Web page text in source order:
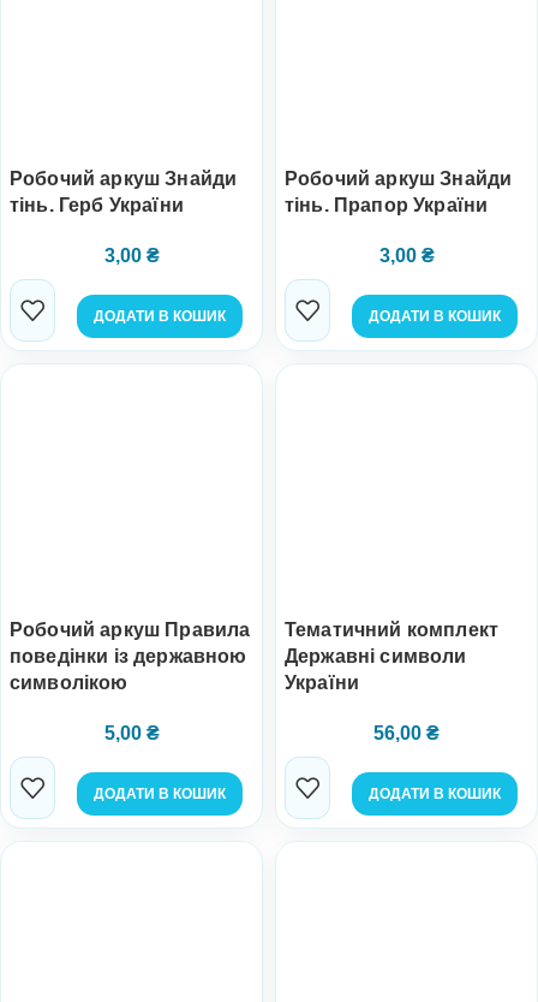
Робочий аркуш Знайди
тінь. Герб України
3,00 ₴
ДОДАТИ В КОШИК
Робочий аркуш Знайди
тінь. Прапор України
3,00 ₴
ДОДАТИ В КОШИК
Робочий аркуш Правила
поведінки із державною
символікою
5,00 ₴
ДОДАТИ В КОШИК
Тематичний комплект
Державні символи
України
56,00 ₴
ДОДАТИ В КОШИК